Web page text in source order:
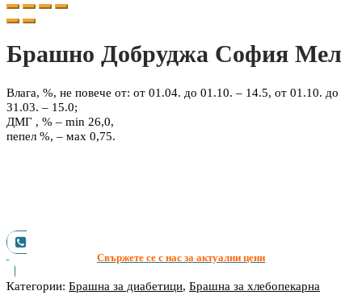
Брашно Добруджа София Мел
Влага, %, не повече от: от 01.04. до 01.10. – 14.5, от 01.10. до
31.03. – 15.0;
ДМГ , % – min 26,0,
пепел %, – мах 0,75.
Свържете се с нас за актуални цени
Категории: Брашна за диабетици, Брашна за хлебопекарна